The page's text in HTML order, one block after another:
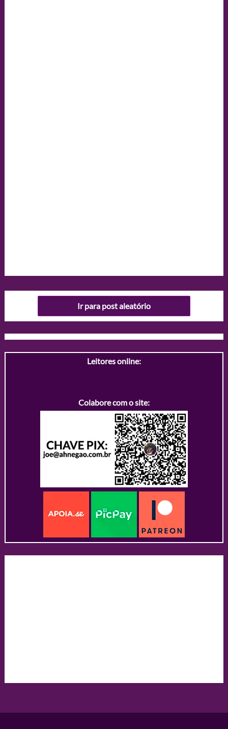
Ir para post aleatório
Leitores online:
Colabore com o site: